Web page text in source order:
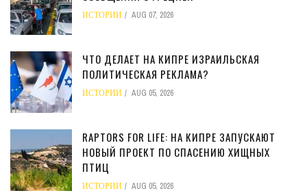
ИСТОРИИ AUG 07, 2026
ЧТО ДЕЛАЕТ НА КИПРЕ ИЗРАИЛЬСКАЯ
ПОЛИТИЧЕСКАЯ РЕКЛАМА?
ИСТОРИИ AUG 05, 2026
RAPTORS FOR LIFE: НА КИПРЕ ЗАПУСКАЮТ
НОВЫЙ ПРОЕКТ ПО СПАСЕНИЮ ХИЩНЫХ
ПТИЦ
ИСТОРИИ AUG 05, 2026